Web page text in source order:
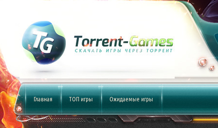
Главная ТОП игры Ожидаемые игры